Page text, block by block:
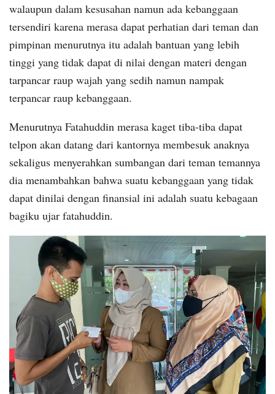
walaupun dalam kesusahan namun ada kebanggaan
tersendiri karena merasa dapat perhatian dari teman dan
pimpinan menurutnya itu adalah bantuan yang lebih
tinggi yang tidak dapat di nilai dengan materi dengan
tarpancar raup wajah yang sedih namun nampak
terpancar raup kebanggaan.
Menurutnya Fatahuddin merasa kaget tiba-tiba dapat
telpon akan datang dari kantornya membesuk anaknya
sekaligus menyerahkan sumbangan dari teman temannya
dia menambahkan bahwa suatu kebanggaan yang tidak
dapat dinilai dengan finansial ini adalah suatu kebagaan
bagiku ujar fatahuddin.